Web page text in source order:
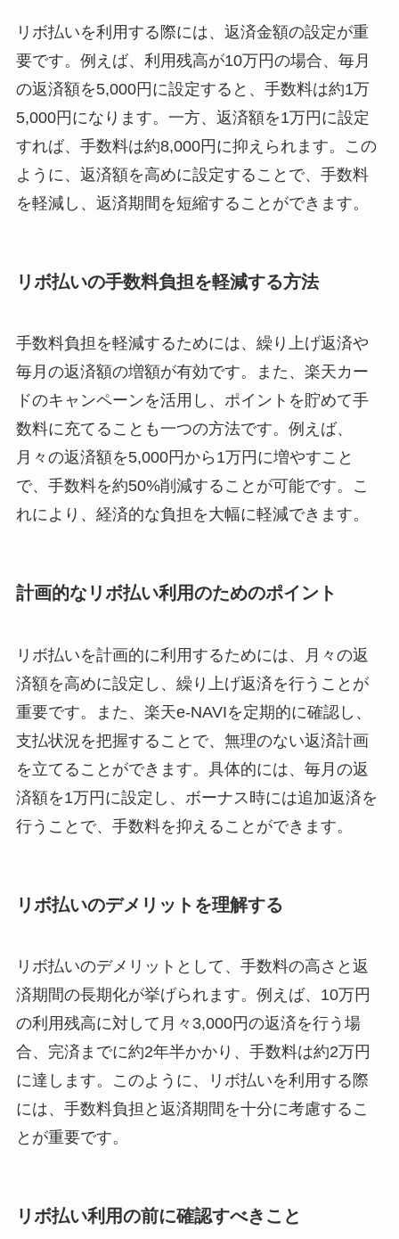
リボ払いを利用する際には、返済金額の設定が重
要です。例えば、利用残高が10万円の場合、毎月
の返済額を5,000円に設定すると、手数料は約1万
5,000円になります。一方、返済額を1万円に設定
すれば、手数料は約8,000円に抑えられます。この
ように、返済額を高めに設定することで、手数料
を軽減し、返済期間を短縮することができます。
リボ払いの手数料負担を軽減する方法
手数料負担を軽減するためには、繰り上げ返済や
毎月の返済額の増額が有効です。また、楽天カー
ドのキャンペーンを活用し、ポイントを貯めて手
数料に充てることも一つの方法です。例えば、
月々の返済額を5,000円から1万円に増やすこと
で、手数料を約50%削減することが可能です。こ
れにより、経済的な負担を大幅に軽減できます。
計画的なリボ払い利用のためのポイント
リボ払いを計画的に利用するためには、月々の返
済額を高めに設定し、繰り上げ返済を行うことが
重要です。また、楽天e-NAVIを定期的に確認し、
支払状況を把握することで、無理のない返済計画
を立てることができます。具体的には、毎月の返
済額を1万円に設定し、ボーナス時には追加返済を
行うことで、手数料を抑えることができます。
リボ払いのデメリットを理解する
リボ払いのデメリットとして、手数料の高さと返
済期間の長期化が挙げられます。例えば、10万円
の利用残高に対して月々3,000円の返済を行う場
合、完済までに約2年半かかり、手数料は約2万円
に達します。このように、リボ払いを利用する際
には、手数料負担と返済期間を十分に考慮するこ
とが重要です。
リボ払い利用の前に確認すべきこと